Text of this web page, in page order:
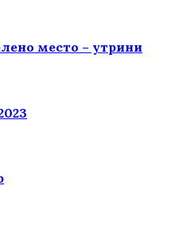
место – утрини